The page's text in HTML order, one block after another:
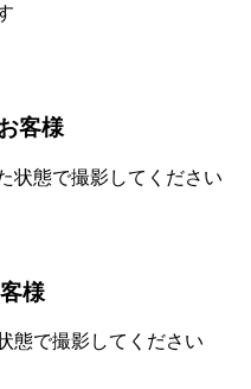
客様
状態で撮影してください
様
態で撮影してください